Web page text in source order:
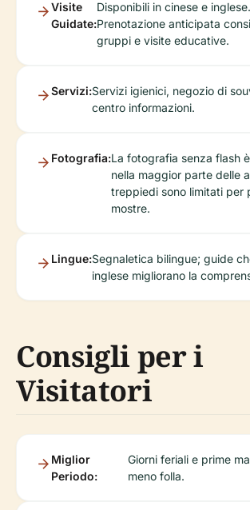
Visite
Guidate:
Disponibili in cinese e inglese.
Prenotazione anticipata
gruppi e visite educative.
Servizi:Servizi igienici, negozio di
centro informazioni.
Fotografia:La fotografia senza flash
nella maggior parte delle
treppiedi sono limitati per
mostre.
Lingue:Segnaletica bilingue; guide
inglese migliorano la
Consigli per i
Visitatori
Miglior
Periodo:
Giorni feriali e prime
meno folla.